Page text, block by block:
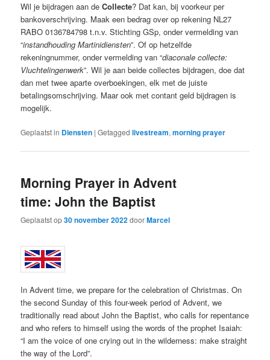
Wil je bijdragen aan deCollecte? Dat kan, bij voorkeur per
bankoverschrijving. Maak een bedrag over op rekening NL27
RABO 0136784798 t.n.v. Stichting GSp, onder vermelding van
“instandhouding Martinidiensten”. Of op hetzelfde
rekeningnummer, onder vermelding van “diaconale collecte:
Vluchtelingenwerk”. Wil je aan beide collectes bijdragen, doe dat
dan met twee aparte overboekingen, elk met de juiste
betalingsomschrijving. Maar ook met contant geld bijdragen is
mogelijk.
Geplaatst in Diensten |Getagged livestream,morning prayer
Morning Prayer in Advent
time: John the Baptist
Geplaatst op30 november 2022doorMarcel
In Advent time, we prepare for the celebration of Christmas. On
the second Sunday of this four-week period of Advent, we
traditionally read about John the Baptist, who calls for repentance
and who refers to himself using the words of the prophet Isaiah:
“I am the voice of one crying out in the wilderness: make straight
the way of the Lord”.